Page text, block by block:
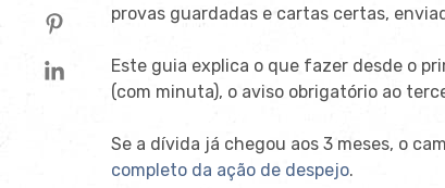
provas guardadas e cartas certas,
Este guia explica o que fazer desde o
(com minuta), o aviso obrigatório ao
Se a dívida já chegou aos 3 meses, o
completo da ação de despejo.